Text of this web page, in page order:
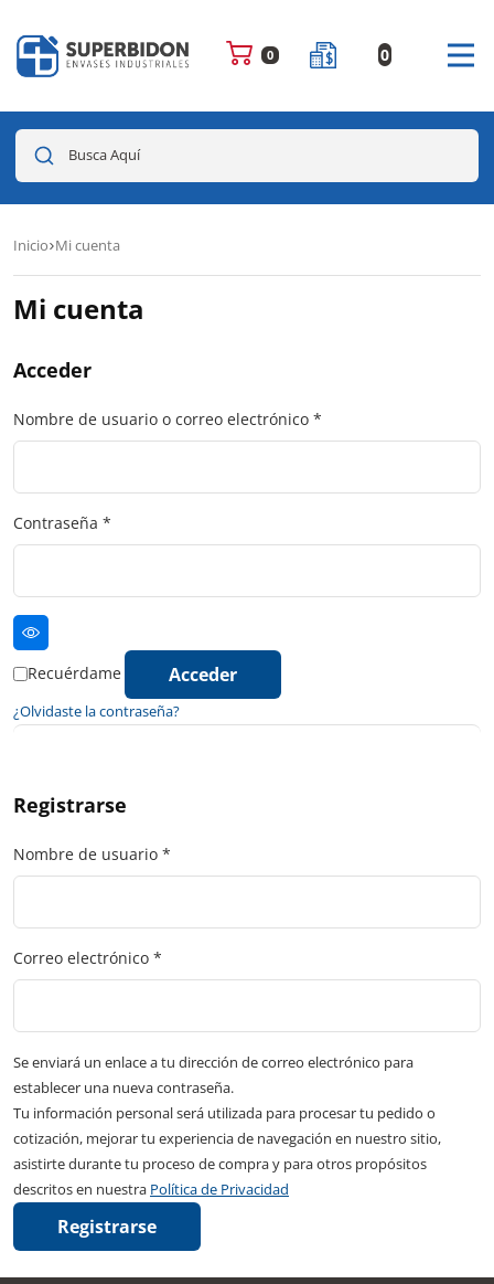
0 0
Busca Aquí
Inicio Mi cuenta
Mi cuenta
Acceder
Nombre de usuario o correo electrónico *
Contraseña *
Recuérdame Acceder
¿Olvidaste la contraseña?
Registrarse
Nombre de usuario *
Correo electrónico *
Se enviará un enlace a tu dirección de correo electrónico para
establecer una nueva contraseña.
Tu información personal será utilizada para procesar tu pedido o
cotización, mejorar tu experiencia de navegación en nuestro sitio,
asistirte durante tu proceso de compra y para otros propósitos
descritos en nuestra Política de Privacidad
Registrarse